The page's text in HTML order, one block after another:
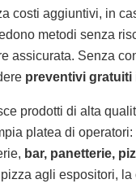
costi aggiuntivi, in
metodi senza
assicurata. Senza
preventivi gratuiti
prodotti di alta
platea di operatori:
bar, panetterie,
agli espositori, la